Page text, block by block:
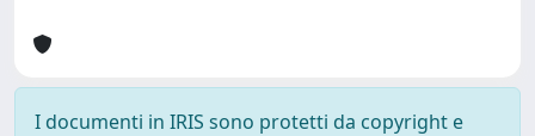
I documenti in IRIS sono protetti da copyright e